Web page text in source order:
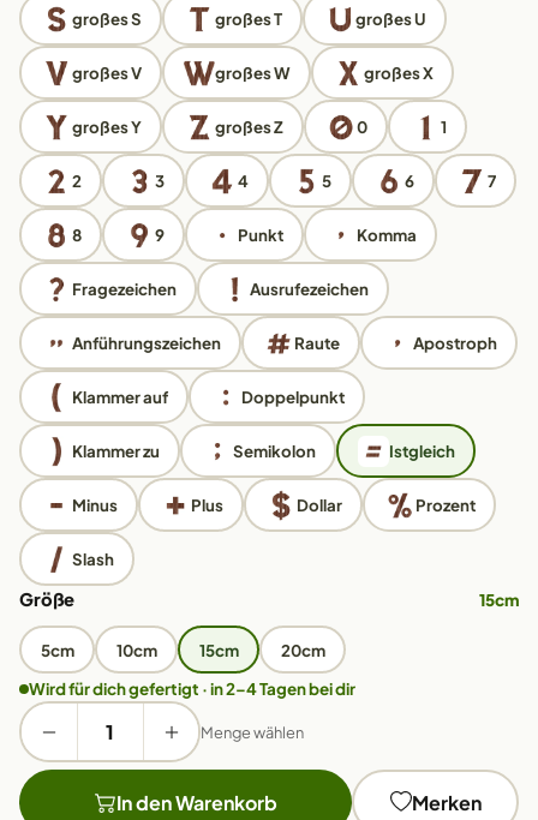
großes S großes T großes U
großes V großes W großes X
großes Y großes Z 0 1
2 3 4 5 6 7
8 9 Punkt Komma
Fragezeichen Ausrufezeichen
Anführungszeichen Raute Apostroph
Klammer auf Doppelpunkt
Klammer zu Semikolon Istgleich
Minus Plus Dollar Prozent
Slash
Größe 15cm
5cm 10cm 15cm
20cm
Wird für dich gefertigt · in 2–4 Tagen bei dir
Menge wählen
In den Warenkorb Merken